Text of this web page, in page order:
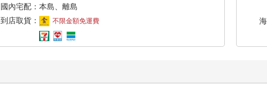
國內宅配：本島、離島
到店取貨：
不限金額免運費